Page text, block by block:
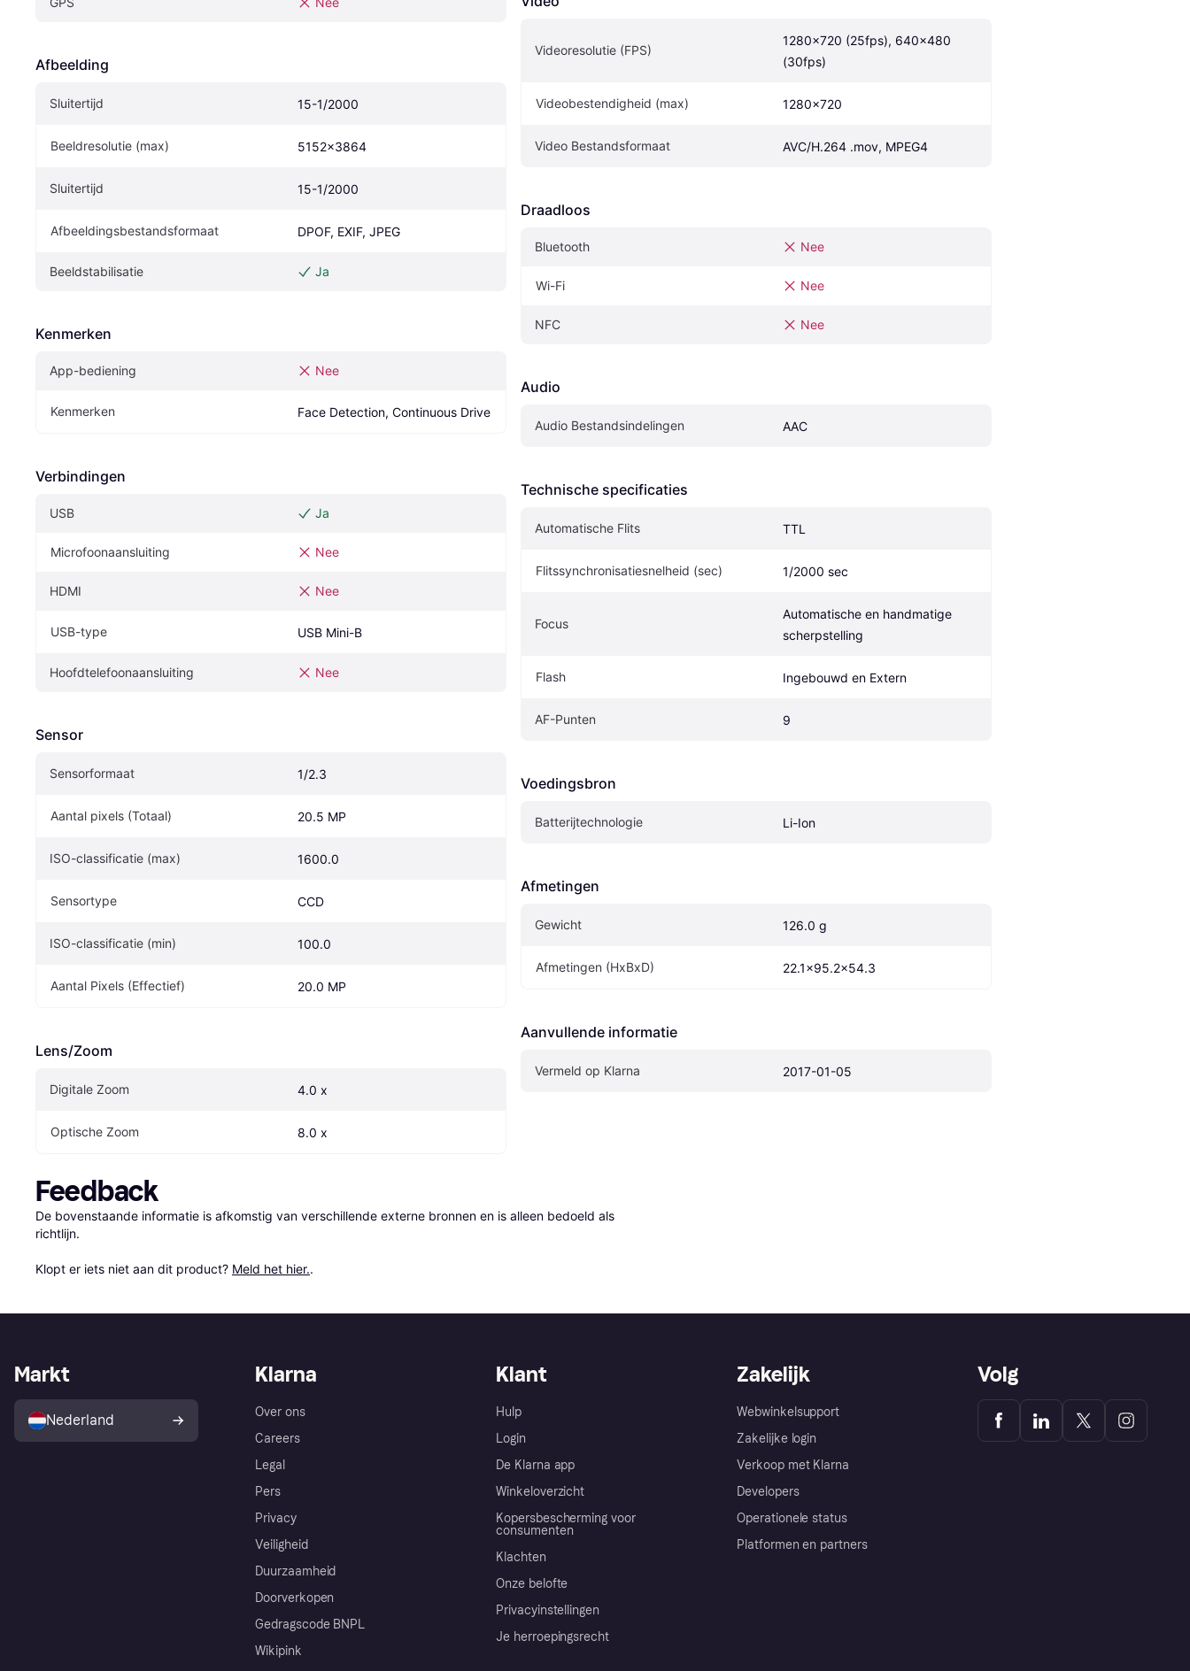
Afbeelding
Sluitertijd 15-1/2000
Beeldresolutie (max) 5152x3864
Sluitertijd 15-1/2000
Afbeeldingsbestandsformaat DPOF, EXIF, JPEG
Beeldstabilisatie Ja
Kenmerken
App-bediening Nee
Kenmerken Face Detection, Continuous Drive
Verbindingen
USB Ja
Microfoonaansluiting Nee
HDMI Nee
USB-type USB Mini-B
Hoofdtelefoonaansluiting Nee
Sensor
Sensorformaat 1/2.3
Aantal pixels (Totaal) 20.5 MP
ISO-classificatie (max) 1600.0
Sensortype CCD
ISO-classificatie (min) 100.0
Aantal Pixels (Effectief) 20.0 MP
Lens/Zoom
Digitale Zoom 4.0 x
Optische Zoom 8.0 x
Videoresolutie (FPS)
1280x720 (25fps), 640x480
(30fps)
Videobestendigheid (max) 1280x720
Video Bestandsformaat AVC/H.264 .mov, MPEG4
Draadloos
Bluetooth Nee
Wi-Fi Nee
NFC Nee
Audio
Audio Bestandsindelingen AAC
Technische specificaties
Automatische Flits TTL
Flitssynchronisatiesnelheid (sec) 1/2000 sec
Focus
Automatische en handmatige
scherpstelling
Flash Ingebouwd en Extern
AF-Punten 9
Voedingsbron
Batterijtechnologie Li-Ion
Afmetingen
Gewicht 126.0 g
Afmetingen (HxBxD) 22.1x95.2x54.3
Aanvullende informatie
Vermeld op Klarna 2017-01-05
Feedback
De bovenstaande informatie is afkomstig van verschillende externe bronnen en is alleen bedoeld als
richtlijn.
Klopt er iets niet aan dit product? Meld het hier..
Klarna
Over ons
Careers
Legal
Pers
Privacy
Veiligheid
Duurzaamheid
Doorverkopen
Gedragscode BNPL
Wikipink
Klant
Hulp
Login
De Klarna app
Winkeloverzicht
Kopersbescherming voor
consumenten
Klachten
Onze belofte
Privacyinstellingen
Je herroepingsrecht
Zakelijk
Webwinkelsupport
Zakelijke login
Verkoop met Klarna
Developers
Operationele status
Platformen en partners
Markt
Nederland
Volg